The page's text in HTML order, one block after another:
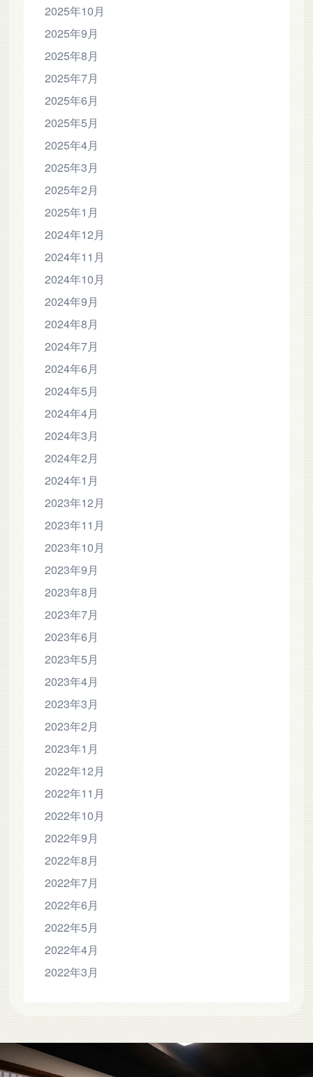
2025年10月
2025年9月
2025年8月
2025年7月
2025年6月
2025年5月
2025年4月
2025年3月
2025年2月
2025年1月
2024年12月
2024年11月
2024年10月
2024年9月
2024年8月
2024年7月
2024年6月
2024年5月
2024年4月
2024年3月
2024年2月
2024年1月
2023年12月
2023年11月
2023年10月
2023年9月
2023年8月
2023年7月
2023年6月
2023年5月
2023年4月
2023年3月
2023年2月
2023年1月
2022年12月
2022年11月
2022年10月
2022年9月
2022年8月
2022年7月
2022年6月
2022年5月
2022年4月
2022年3月